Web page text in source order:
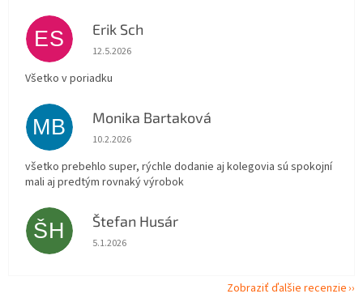
ES Erik Sch
Hodnotenie obchodu je 5 z 5 hviezdičiek.
12.5.2026
Všetko v poriadku
MB Monika Bartaková
Hodnotenie obchodu je 5 z 5 hviezdičiek.
10.2.2026
všetko prebehlo super, rýchle dodanie aj kolegovia sú spokojní
mali aj predtým rovnaký výrobok
ŠH Štefan Husár
Hodnotenie obchodu je 5 z 5 hviezdičiek.
5.1.2026
Zobraziť ďalšie recenzie